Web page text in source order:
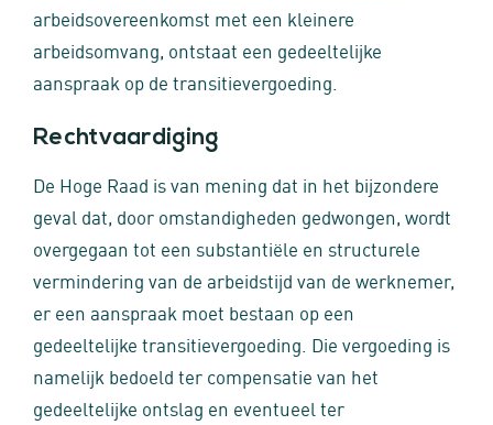
arbeidsovereenkomst met een kleinere
arbeidsomvang, ontstaat een gedeeltelijke
aanspraak op de transitievergoeding.
Rechtvaardiging
De Hoge Raad is van mening dat in het bijzondere
geval dat, door omstandigheden gedwongen, wordt
overgegaan tot een substantiële en structurele
vermindering van de arbeidstijd van de werknemer,
er een aanspraak moet bestaan op een
gedeeltelijke transitievergoeding. Die vergoeding is
namelijk bedoeld ter compensatie van het
gedeeltelijke ontslag en eventueel ter